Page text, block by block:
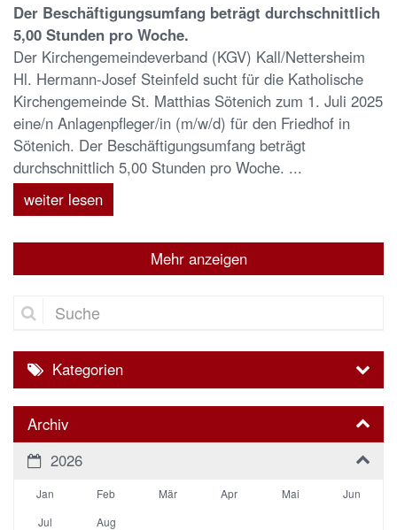
Der Beschäftigungsumfang beträgt durchschnittlich
5,00 Stunden pro Woche.
Der Kirchengemeindeverband (KGV) Kall/Nettersheim
Hl. Hermann-Josef Steinfeld sucht für die Katholische
Kirchengemeinde St. Matthias Sötenich zum 1. Juli 2025
eine/n Anlagenpfleger/in (m/w/d) für den Friedhof in
Sötenich. Der Beschäftigungsumfang beträgt
durchschnittlich 5,00 Stunden pro Woche. ...
weiter lesen
Mehr anzeigen
Suche
Kategorien
Archiv
2026
Jan Feb Mär Apr Mai
Jun
Jul
Aug